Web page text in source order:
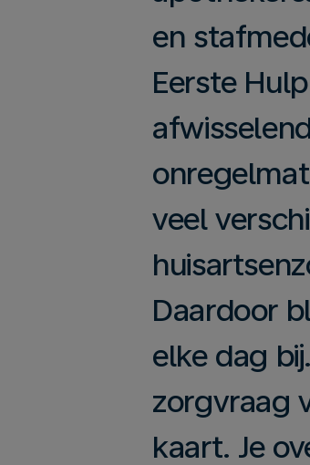
en
Eerste
veel
Daardoor
elke dag
zorgvraag
kaart. Je